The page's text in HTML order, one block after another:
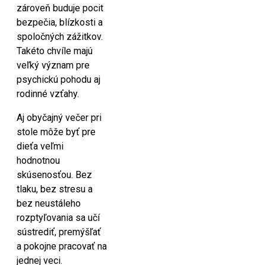
zároveň buduje pocit
bezpečia, blízkosti a
spoločných zážitkov.
Takéto chvíle majú
veľký význam pre
psychickú pohodu aj
rodinné vzťahy.
Aj obyčajný večer pri
stole môže byť pre
dieťa veľmi
hodnotnou
skúsenosťou. Bez
tlaku, bez stresu a
bez neustáleho
rozptyľovania sa učí
sústrediť, premýšľať
a pokojne pracovať na
jednej veci.